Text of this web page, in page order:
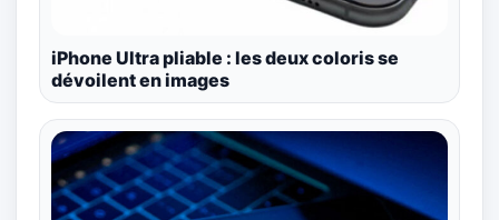
iPhone Ultra pliable : les deux coloris se
dévoilent en images